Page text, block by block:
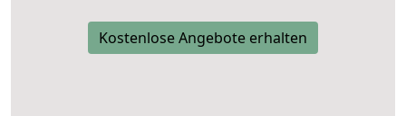
Kostenlose Angebote erhalten